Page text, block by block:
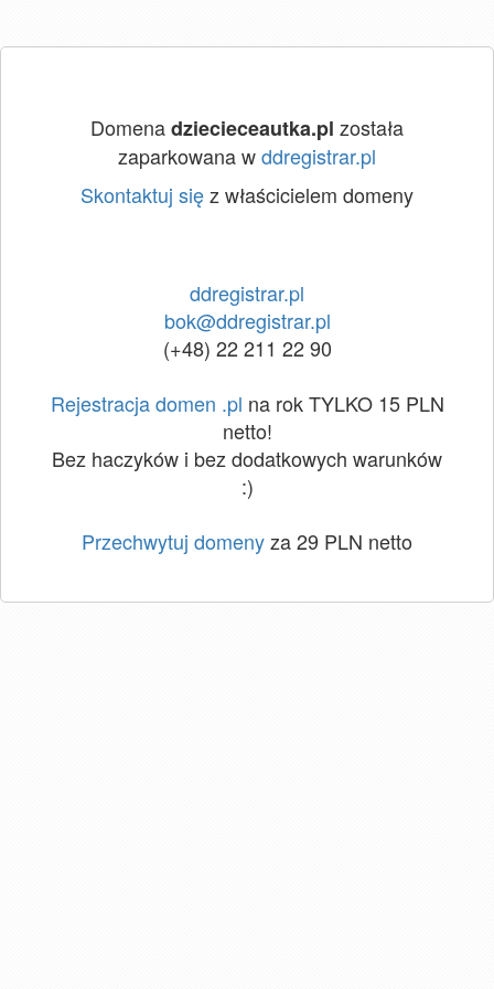
Domenadziecieceautka.pl została
zaparkowana wddregistrar.pl
Skontaktuj sięz właścicielem domeny
ddregistrar.pl
bok@ddregistrar.pl
(+48) 22 211 22 90
Rejestracja domen .pl na rok TYLKO 15 PLN
netto!
Bez haczyków i bez dodatkowych warunków
:)
Przechwytuj domenyza 29 PLN netto